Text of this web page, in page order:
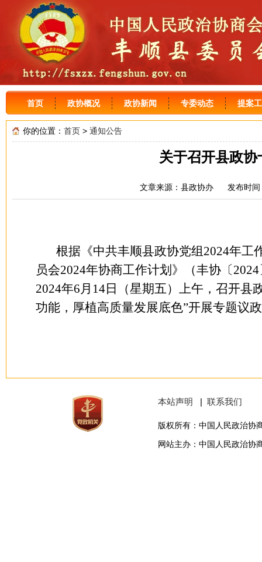
首页 政协概况 政协新闻 专委动态 提案
你的位置： 首页 > 通知公告
关于召开县政
文章来源：县政协办 发布
根据 《中共丰顺县政协党组2024年工
员会2024年协商工作计划》（丰协〔
2024年6月 14日（星期五） 上午 ，召开县
功能，厚植高质量发展底色”开展专题议
本站声明 | 联系我们
版权所有：中国人民政治协
网站主办：中国人民政治协